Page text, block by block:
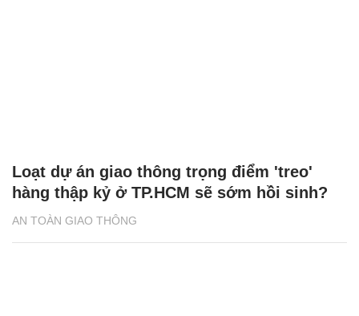
AN TOÀN GIAO THÔNG
Loạt dự án giao thông trọng điểm 'treo'
hàng thập kỷ ở TP.HCM sẽ sớm hồi sinh?